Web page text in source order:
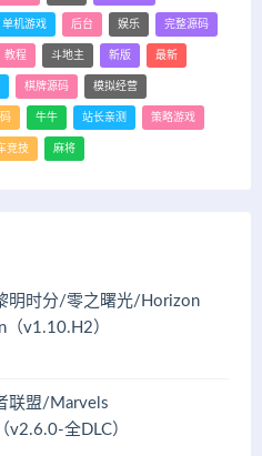
单机游戏 后台 娱乐 完整源码
教程 斗地主 新版 最新
棋牌源码 模拟经营
牛牛 站长亲测 策略游戏
竞技 麻将
明时分/零之曙光/Horizon
（v1.10.H2）
联盟/Marvels
v2.6.0-全DLC）